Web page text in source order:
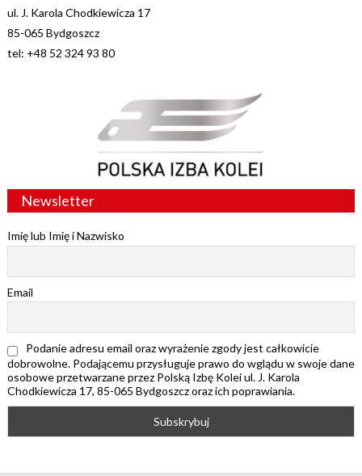
ul. J. Karola Chodkiewicza 17
85-065 Bydgoszcz
tel: +48 52 324 93 80
Newsletter
Imię lub Imię i Nazwisko
Email
Podanie adresu email oraz wyrażenie zgody jest całkowicie
dobrowolne. Podającemu przysługuje prawo do wglądu w swoje dane
osobowe przetwarzane przez Polską Izbę Kolei ul. J. Karola
Chodkiewicza 17, 85-065 Bydgoszcz oraz ich poprawiania.